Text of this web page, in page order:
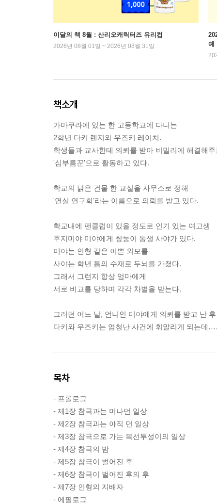
이달의 책 8월 : 산리오캐릭터즈 유리컵
2026년 08월 01일 ~ 2026년 08월 31일
예
책소개
가마쿠라에 있는 한 고등학교에 다니는
2학년 다키 렌지와 우즈키 레이치.
학생들과 교사한테 의뢰를 받아 비밀리에 해결해주
'심부름꾼'으로 활동하고 있다.
학교의 낡은 건물 한 교실을 사무소로 정해
'연실 연구회'라는 이름으로 의뢰를 받고 있다.
학교내에 팬클럽이 있을 정도로 인기 있는 여고생
후지미야 미야에게 쌍둥이 동생 사야가 있다.
미야는 인형 같은 이쁜 외모를
사야는 학년 톱의 수재로 두뇌를 가졌다.
그래서 그런지 항상 엄마에게
서로 비교를 당하며 각각 차별을 받는다.
그러던 어느 날, 언니인 미야에게 의뢰를 받고 난 후
다키와 우즈키는 엄청난 사건에 휘말리게 되는데
목차
- 프롤로그
- 제1장 참극과는 머나먼 일상
- 제2장 참극과는 아직 먼 일상
- 제3장 참극으로 가는 복선투성이의 일상
- 제4장 참극의 밤
- 제5장 참극이 벌어진 후
- 제6장 참극이 벌어진 후의 후
- 제7장 인형의 지배자
- 에필로그